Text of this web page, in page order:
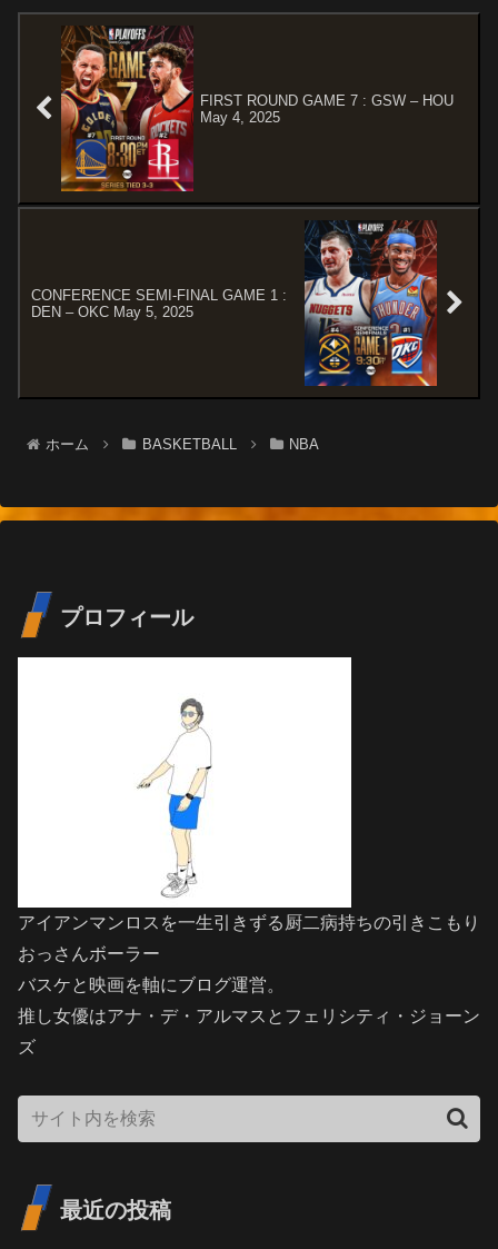
DiVincenzoIs...
FIRST ROUND GAME 7 : GSW – HOU
May 4, 2025
CONFERENCE SEMI-FINAL GAME 1 :
DEN – OKC May 5, 2025
ホーム BASKETBALL NBA
プロフィール
アイアンマンロスを一生引きずる厨二病持ちの引きこもり
おっさんボーラー
バスケと映画を軸にブログ運営。
推し女優はアナ・デ・アルマスとフェリシティ・ジョーン
ズ
最近の投稿